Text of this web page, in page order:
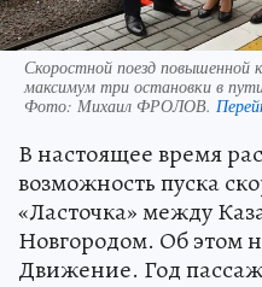
Скоростной поезд
максимум три остановки в
Фото: Михаил ФРОЛОВ.
В настоящее время
возможность пуска
«Ласточка» между
Новгородом. Об этом
Движение. Год